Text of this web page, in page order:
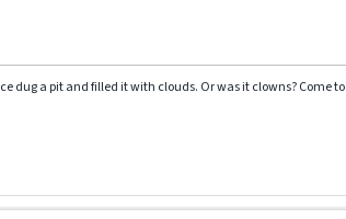
dug a pit and filled it with clouds. Or was it clowns? Come